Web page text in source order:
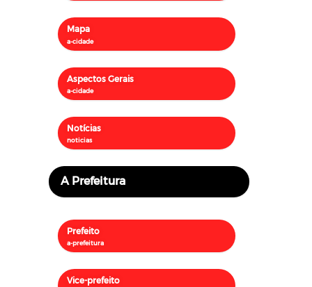
Mapa
Aspectos Gerais
Notícias
A Prefeitura
Prefeito
Vice-prefeito